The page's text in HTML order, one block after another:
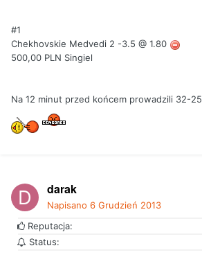
#1
Chekhovskie Medvedi 2 -3.5 @ 1.80
500,00 PLN Singiel
Na 12 minut przed końcem prowadzili 32-
darak
Napisano 6 Grudzień 2013
Reputacja:
Status: